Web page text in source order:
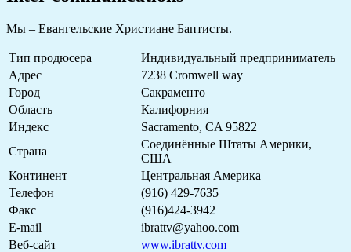
Mы – Евангельские Христиане Баптисты.
Тип продюсера
Индивидуальный предприниматель
Адрес
7238 Cromwell way
Город
Сакраменто
Область
Калифорния
Индекс
Sacramento, CA 95822
Страна
Соединённые Штаты Америки,
США
Континент
Центральная Америка
Телефон
(916) 429-7635
Факс
(916)424-3942
E-mail
ibrattv@yahoo.com
Веб-сайт
www.ibrattv.com